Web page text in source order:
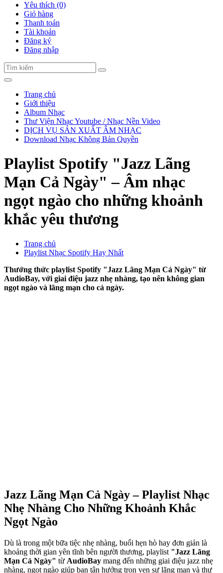
Yêu thích (0)
Giỏ hàng
Thanh toán
Tài khoản
Đăng ký
Đăng nhập
Trang chủ
Giới thiệu
Album Nhạc
Thư Viện Nhạc Youtube / Nhạc Nền Video
DỊCH VỤ SẢN XUẤT ÂM NHẠC
Download Nhạc Không Bản Quyền
Playlist Spotify "Jazz Lãng
Mạn Cả Ngày" – Âm nhạc
ngọt ngào cho những khoảnh
khắc yêu thương
Trang chủ
Playlist Nhạc Spotify Hay Nhất
Thưởng thức playlist Spotify "Jazz Lãng Mạn Cả Ngày" từ
AudioBay, với giai điệu jazz nhẹ nhàng, tạo nên không gian
ngọt ngào và lãng mạn cho cả ngày.
Jazz Lãng Mạn Cả Ngày – Playlist Nhạc
Nhẹ Nhàng Cho Những Khoảnh Khắc
Ngọt Ngào
Dù là trong một bữa tiệc nhẹ nhàng, buổi hẹn hò hay đơn giản là
khoảng thời gian yên tĩnh bên người thương, playlist "Jazz Lãng
Mạn Cả Ngày" từ AudioBay mang đến những giai điệu jazz nhẹ
nhàng, ngọt ngào giúp bạn tận hưởng trọn vẹn sự lãng mạn và thư